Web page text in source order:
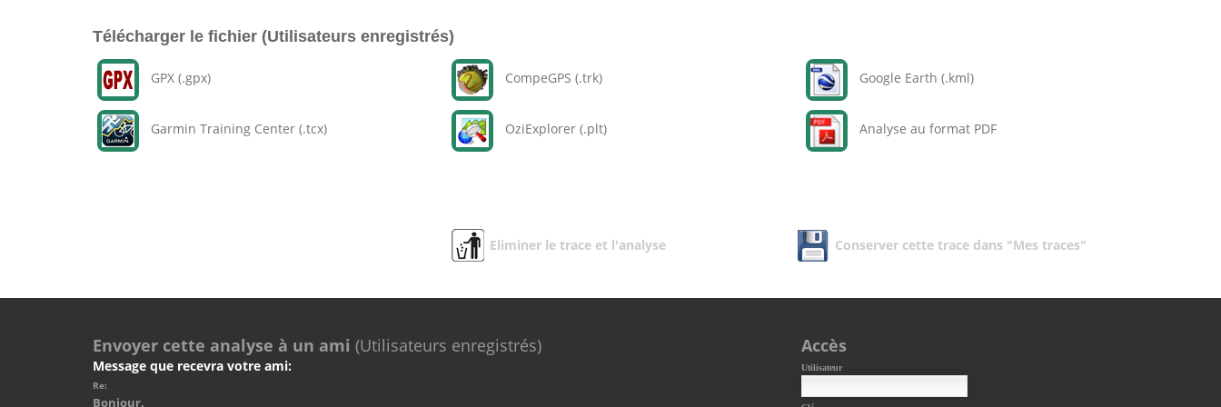
Télécharger le fichier (Utilisateurs enregistrés)
GPX (.gpx)
Garmin Training Center (.tcx)
CompeGPS (.trk)
OziExplorer (.plt)
Google Earth (.kml)
Analyse au format PDF
Eliminer le trace et l'analyse Conserver cette trace dans "Mes traces"
Envoyer cette analyse à un ami (Utilisateurs enregistrés)
Message que recevra votre ami:
Re:
Bonjour.
Accès
Utilisateur